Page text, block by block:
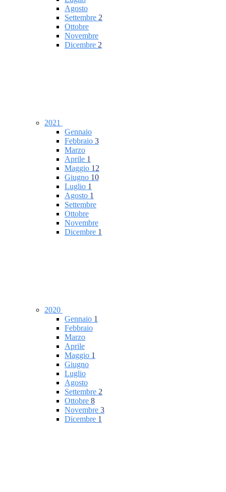
Agosto
Settembre 2
Ottobre
Novembre
Dicembre 2
2021
Gennaio
Febbraio 3
Marzo
Aprile 1
Maggio 12
Giugno 10
Luglio 1
Agosto 1
Settembre
Ottobre
Novembre
Dicembre 1
2020
Gennaio 1
Febbraio
Marzo
Aprile
Maggio 1
Giugno
Luglio
Agosto
Settembre 2
Ottobre 8
Novembre 3
Dicembre 1